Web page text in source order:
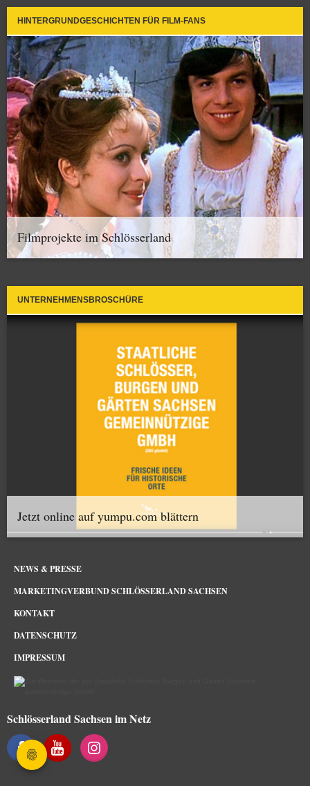
HINTERGRUNDGESCHICHTEN FÜR FILM-FANS
Filmprojekte im Schlösserland
UNTERNEHMENSBROSCHÜRE
Jetzt online auf yumpu.com blättern
NEWS & PRESSE
MARKETINGVERBUND SCHLÖSSERLAND SACHSEN
KONTAKT
DATENSCHUTZ
IMPRESSUM
Schlösserland Sachsen im Netz